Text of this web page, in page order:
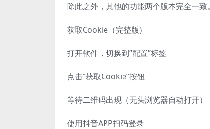
除此之外，其他的功能两个版本完全一致。
获取Cookie（完整版）
打开软件，切换到”配置”标签
点击”获取Cookie”按钮
等待二维码出现（无头浏览器自动打开）
使用抖音APP扫码登录